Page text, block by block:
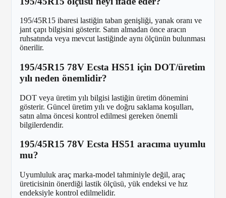
195/45R15 ibaresi lastiğin taban genişliği, yanak oranı ve
jant çapı bilgisini gösterir. Satın almadan önce aracın
ruhsatında veya mevcut lastiğinde aynı ölçünün bulunması
önerilir.
195/45R15 78V Ecsta HS51 için DOT/üretim
yılı neden önemlidir?
DOT veya üretim yılı bilgisi lastiğin üretim dönemini
gösterir. Güncel üretim yılı ve doğru saklama koşulları,
satın alma öncesi kontrol edilmesi gereken önemli
bilgilerdendir.
195/45R15 78V Ecsta HS51 aracıma uyumlu
mu?
Uyumluluk araç marka-model tahminiyle değil, araç
üreticisinin önerdiği lastik ölçüsü, yük endeksi ve hız
endeksiyle kontrol edilmelidir.